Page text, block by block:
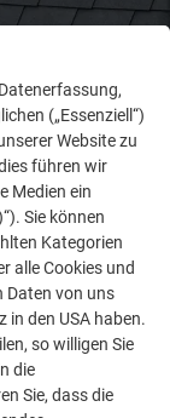
Sie
langlebigen
und
(„Essenziell“)
Website zu
führen wir
Medien ein
Sie können
Kategorien
alle Cookies und
Daten von uns
in den USA haben.
so willigen Sie
die
Sie, dass die